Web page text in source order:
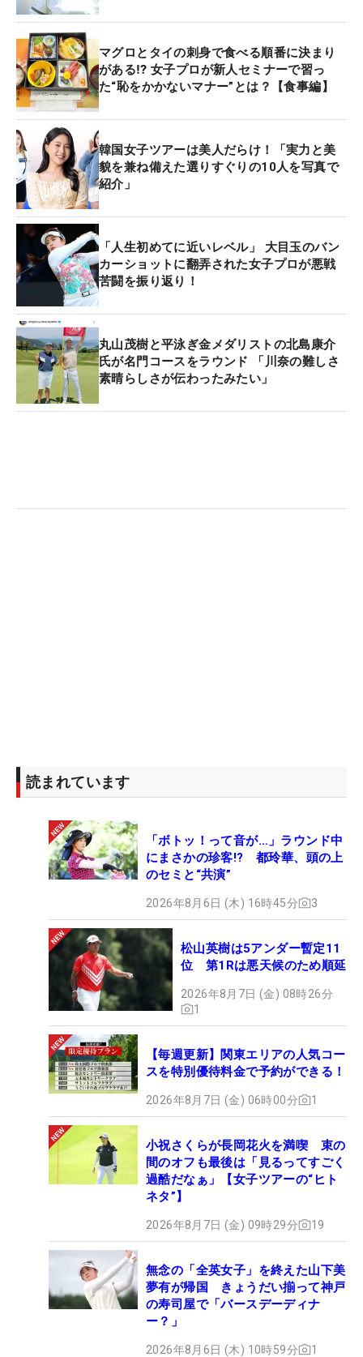
マグロとタイの刺身で食べる順番に決まり
がある⁉ 女子プロが新人セミナーで習っ
た“恥をかかないマナー”とは？【食事編】
韓国女子ツアーは美人だらけ！「実力と美
貌を兼ね備えた選りすぐりの10人を写真で
紹介」
「人生初めてに近いレベル」 大目玉のバン
カーショットに翻弄された女子プロが悪戦
苦闘を振り返り！
丸山茂樹と平泳ぎ金メダリストの北島康介
氏が名門コースをラウンド 「川奈の難しさ
素晴らしさが伝わったみたい」
読まれています
「ボトッ！って音が…」ラウンド中
にまさかの珍客!? 都玲華、頭の上
のセミと“共演”
2026年8月6日 (木) 16時45分 3
松山英樹は5アンダー暫定11
位 第1Rは悪天候のため順延
2026年8月7日 (金) 08時26分
1
【毎週更新】関東エリアの人気コー
スを特別優待料金で予約ができる！
2026年8月7日 (金) 06時00分 1
小祝さくらが長岡花火を満喫 束の
間のオフも最後は「見るってすごく
過酷だなぁ」【女子ツアーの“ヒト
ネタ”】
2026年8月7日 (金) 09時29分 19
無念の「全英女子」を終えた山下美
夢有が帰国 きょうだい揃って神戸
の寿司屋で「バースデーディナ
ー？」
2026年8月6日 (木) 10時59分 1